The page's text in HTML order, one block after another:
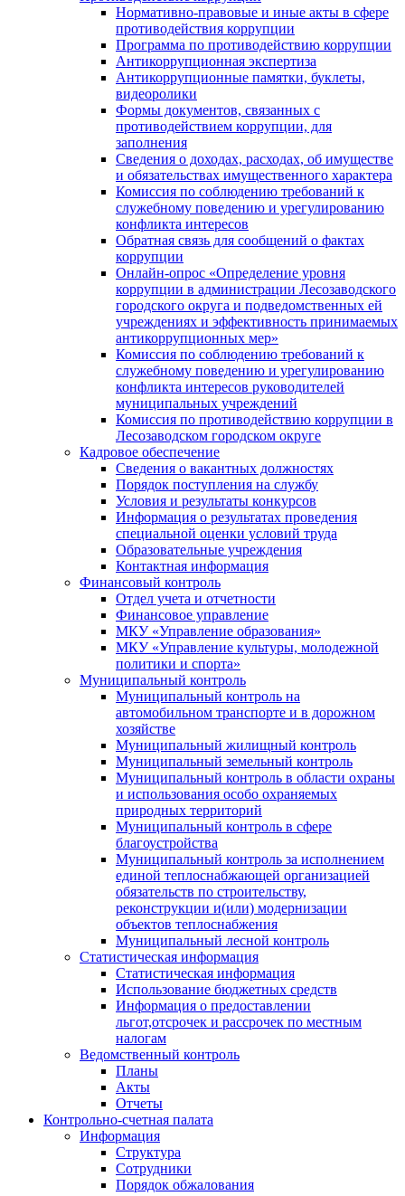
Нормативно-правовые и иные акты в сфере
противодействия коррупции
Программа по противодействию коррупции
Антикоррупционная экспертиза
Антикоррупционные памятки, буклеты,
видеоролики
Формы документов, связанных с
противодействием коррупции, для
заполнения
Сведения о доходах, расходах, об имуществе
и обязательствах имущественного характера
Комиссия по соблюдению требований к
служебному поведению и урегулированию
конфликта интересов
Обратная связь для сообщений о фактах
коррупции
Онлайн-опрос «Определение уровня
коррупции в администрации Лесозаводского
городского округа и подведомственных ей
учреждениях и эффективность принимаемых
антикоррупционных мер»
Комиссия по соблюдению требований к
служебному поведению и урегулированию
конфликта интересов руководителей
муниципальных учреждений
Комиссия по противодействию коррупции в
Лесозаводском городском округе
Кадровое обеспечение
Сведения о вакантных должностях
Порядок поступления на службу
Условия и результаты конкурсов
Информация о результатах проведения
специальной оценки условий труда
Образовательные учреждения
Контактная информация
Финансовый контроль
Отдел учета и отчетности
Финансовое управление
МКУ «Управление образования»
МКУ «Управление культуры, молодежной
политики и спорта»
Муниципальный контроль
Муниципальный контроль на
автомобильном транспорте и в дорожном
хозяйстве
Муниципальный жилищный контроль
Муниципальный земельный контроль
Муниципальный контроль в области охраны
и использования особо охраняемых
природных территорий
Муниципальный контроль в сфере
благоустройства
Муниципальный контроль за исполнением
единой теплоснабжающей организацией
обязательств по строительству,
реконструкции и(или) модернизации
объектов теплоснабжения
Муниципальный лесной контроль
Статистическая информация
Статистическая информация
Использование бюджетных средств
Информация о предоставлении
льгот,отсрочек и рассрочек по местным
налогам
Ведомственный контроль
Планы
Акты
Отчеты
Контрольно-счетная палата
Информация
Структура
Сотрудники
Порядок обжалования